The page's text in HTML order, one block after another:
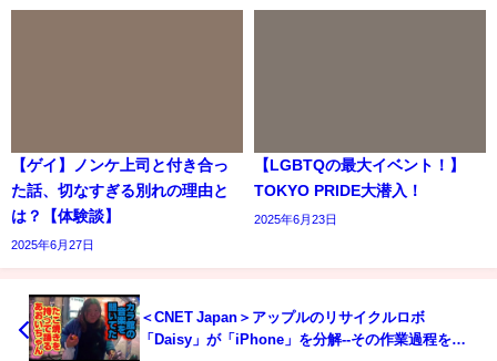
【ゲイ】ノンケ上司と付き合っ
た話、切なすぎる別れの理由と
は？【体験談】
2025年6月27日
【LGBTQの最大イベント！】
TOKYO PRIDE大潜入！
2025年6月23日
＜CNET Japan＞アップルのリサイクルロボ
「Daisy」が「iPhone」を分解--その作業過程を見